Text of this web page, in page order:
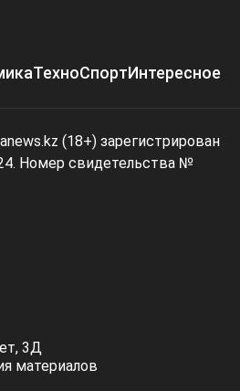
ТехноСпортИнтересное
(18+) зарегистрирован
Номер свидетельства №
3Д
материалов